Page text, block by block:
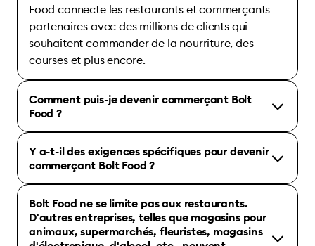
Food connecte les restaurants et commerçants
partenaires avec des millions de clients qui
souhaitent commander de la nourriture, des
courses et plus encore.
Comment puis-je devenir commerçant Bolt
Food ?
Y a-t-il des exigences spécifiques pour devenir
commerçant Bolt Food ?
Bolt Food ne se limite pas aux restaurants.
D'autres entreprises, telles que magasins pour
animaux, supermarchés, fleuristes, magasins